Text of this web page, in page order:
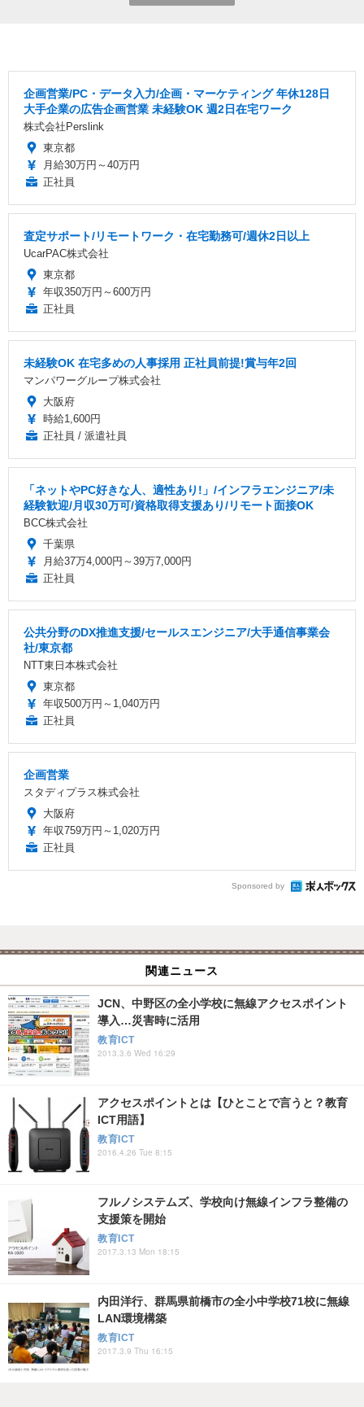
企画営業/PC・データ入力/企画・マーケティング 年休128日
大手企業の広告企画営業 未経験OK 週2日在宅ワーク
株式会社Perslink
東京都
月給30万円～40万円
正社員
査定サポート/リモートワーク・在宅勤務可/週休2日以上
UcarPAC株式会社
東京都
年収350万円～600万円
正社員
未経験OK 在宅多めの人事採用 正社員前提!賞与年2回
マンパワーグループ株式会社
大阪府
時給1,600円
正社員 / 派遣社員
「ネットやPC好きな人、適性あり!」/インフラエンジニア/未
経験歓迎/月収30万可/資格取得支援あり/リモート面接OK
BCC株式会社
千葉県
月給37万4,000円～39万7,000円
正社員
公共分野のDX推進支援/セールスエンジニア/大手通信事業会
社/東京都
NTT東日本株式会社
東京都
年収500万円～1,040万円
正社員
企画営業
スタディプラス株式会社
大阪府
年収759万円～1,020万円
正社員
Sponsored by
関連ニュース
JCN、中野区の全小学校に無線アクセスポイント
導入…災害時に活用
教育ICT
2013.3.6 Wed 16:29
アクセスポイントとは【ひとことで言うと？教育
ICT用語】
教育ICT
2016.4.26 Tue 8:15
フルノシステムズ、学校向け無線インフラ整備の
支援策を開始
教育ICT
2017.3.13 Mon 18:15
内田洋行、群馬県前橋市の全小中学校71校に無線
LAN環境構築
教育ICT
2017.3.9 Thu 16:15